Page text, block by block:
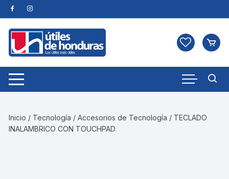
Skip
to
content
Inicio / Tecnología /Accesorios de Tecnología / TECLADO
INALAMBRICO CON TOUCHPAD